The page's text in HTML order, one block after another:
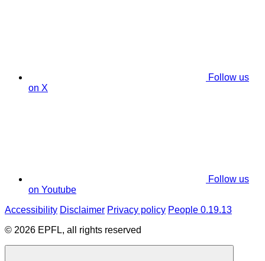
Follow us
on X
Follow us
on Youtube
Accessibility Disclaimer Privacy policy People 0.19.13
© 2026 EPFL, all rights reserved